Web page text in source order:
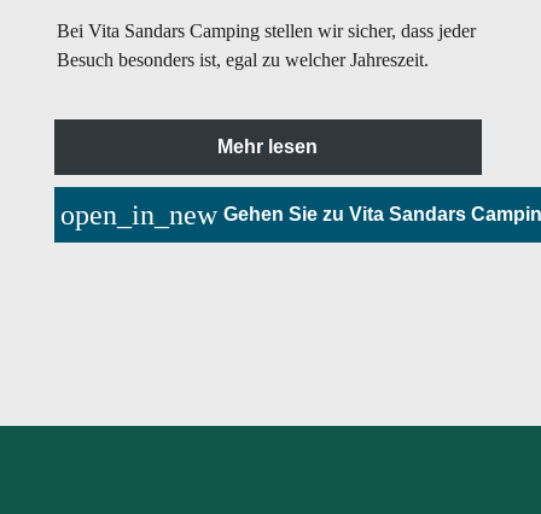
Bei Vita Sandars Camping stellen wir sicher, dass jeder
Besuch besonders ist, egal zu welcher Jahreszeit.
Mehr lesen
open_in_new Gehen Sie zu Vita Sandars